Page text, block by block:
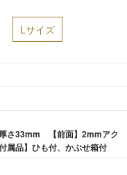
Lサイズ
厚さ33mm 【前面】2mmアク
品】ひも付、かぶせ箱付